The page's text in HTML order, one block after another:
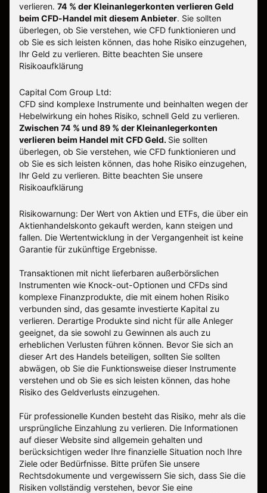
verlieren. 74 % der Kleinanlegerkonten verlieren Geld
beim CFD-Handel mit diesem Anbieter. Sie sollten
überlegen, ob Sie verstehen, wie CFD funktionieren und
ob Sie es sich leisten können, das hohe Risiko einzugehen,
Ihr Geld zu verlieren. Bitte beachten Sie unsere
Risikoaufklärung
Capital Com Group Ltd:
CFD sind komplexe Instrumente und beinhalten wegen der
Hebelwirkung ein hohes Risiko, schnell Geld zu verlieren.
Zwischen 74 % und 89 % der Kleinanlegerkonten
verlieren beim Handel mit CFD Geld. Sie sollten
überlegen, ob Sie verstehen, wie CFD funktionieren und
ob Sie es sich leisten können, das hohe Risiko einzugehen,
Ihr Geld zu verlieren. Bitte beachten Sie unsere
Risikoaufklärung
Risikowarnung: Der Wert von Aktien und ETFs, die über ein
Aktienhandelskonto gekauft werden, kann steigen und
fallen. Die Wertentwicklung in der Vergangenheit ist keine
Garantie für zukünftige Ergebnisse.
Transaktionen mit nicht lieferbaren außerbörslichen
Instrumenten wie Knock-out-Optionen und CFDs sind
komplexe Finanzprodukte, die mit einem hohen Risiko
verbunden sind, das gesamte investierte Kapital zu
verlieren. Derartige Produkte sind nicht für alle Anleger
geeignet, da sie sowohl zu Gewinnen als auch zu
erheblichen Verlusten führen können. Bevor Sie sich an
dieser Art des Handels beteiligen, sollten Sie sollten
abwägen, ob Sie die Funktionsweise dieser Instrumente
verstehen und ob Sie es sich leisten können, das hohe
Risiko des Geldverlusts einzugehen.
Für professionelle Kunden besteht das Risiko, mehr als die
ursprüngliche Einzahlung zu verlieren. Die Informationen
auf dieser Website sind allgemein gehalten und
berücksichtigen weder Ihre finanzielle Situation noch Ihre
Ziele oder Bedürfnisse. Bitte prüfen Sie unsere
Rechtsdokumente und vergewissern Sie sich, dass Sie die
Risiken vollständig verstehen, bevor Sie eine